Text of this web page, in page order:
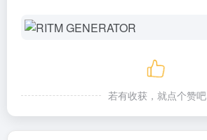
若有收获，就点个赞吧